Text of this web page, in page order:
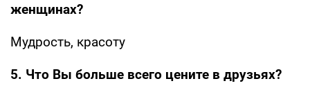
женщинах?
Мудрость, красоту
5. Что Вы больше всего цените в друзьях?